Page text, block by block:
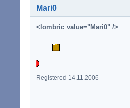
Mari0
<lombric value="Mari0" />
Registered 14.11.2006